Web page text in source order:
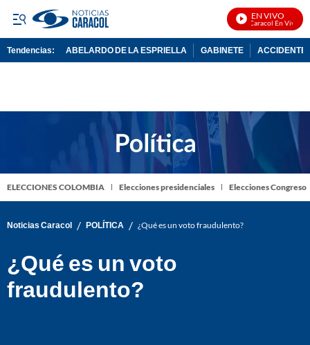
EN VIVO
Noticias Caracol En Vivo
Tendencias: ABELARDO DE LA ESPRIELLA GABINETE ACCIDENTE
ELECCIONES COLOMBIA Elecciones presidenciales Elecciones Congreso
Noticias Caracol / POLÍTICA / ¿Qué es un voto fraudulento?
¿Qué es un voto
fraudulento?